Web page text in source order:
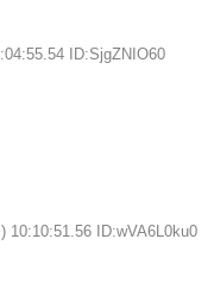
ID:SjgZNIO60
10:10:51.56 ID:wVA6L0ku0